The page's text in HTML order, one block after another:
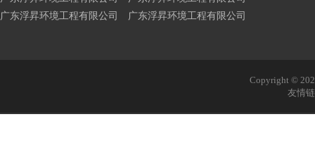
广东浮昇环境工程有限公司 广东浮昇环境工程有限公司
Copyright ©
友情